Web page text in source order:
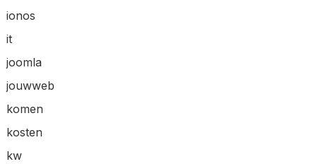
ionos
it
joomla
jouwweb
komen
kosten
kw